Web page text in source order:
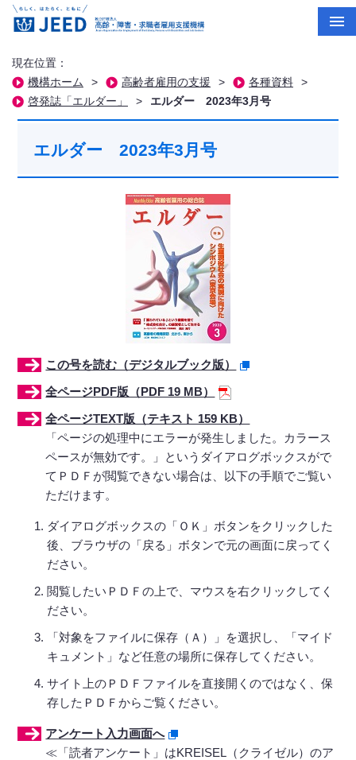
現在位置：
機構ホーム
> 高齢者雇用の支援 > 各種資料
>
啓発誌「エルダー」
> エルダー 2023年3月号
エルダー 2023年3月号
この号を読む（デジタルブック版）
全ページPDF版（PDF 19 MB）
全ページTEXT版（テキスト 159 KB）
「ページの処理中にエラーが発生しました。カラース
ペースが無効です。」というダイアログボックスがで
てＰＤＦが閲覧できない場合は、以下の手順でご覧い
ただけます。
ダイアログボックスの「ＯＫ」ボタンをクリックした
後、ブラウザの「戻る」ボタンで元の画面に戻ってく
ださい。
閲覧したいＰＤＦの上で、マウスを右クリックしてく
ださい。
「対象をファイルに保存（Ａ）」を選択し、「マイド
キュメント」など任意の場所に保存してください。
サイト上のＰＤＦファイルを直接開くのではなく、保
存したＰＤＦからご覧ください。
アンケート入力画面へ
≪「読者アンケート」はKREISEL（クライゼル）のア